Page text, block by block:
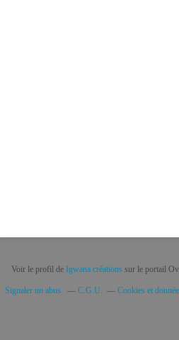
Voir le profil de Igwana créationssur le portail
Signaler un abus C.G.U. Cookies et